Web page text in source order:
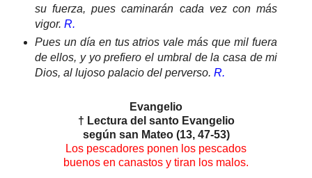
su fuerza, pues caminarán cada vez con más
vigor. R.
Pues un día en tus atrios vale más que mil fuera
de ellos, y yo prefiero el umbral de la casa de mi
Dios, al lujoso palacio del perverso. R.
Evangelio
† Lectura del santo Evangelio
según san Mateo (13, 47-53)
Los pescadores ponen los pescados
buenos en canastos y tiran los malos.